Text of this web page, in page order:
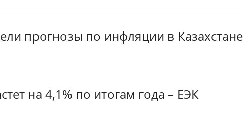
прогнозы по инфляции в Казахстане
на 4,1% по итогам года – ЕЭК